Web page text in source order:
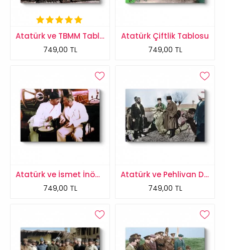
Atatürk ve TBMM Tablosu
749,00 TL
Atatürk Çiftlik Tablosu
749,00 TL
Atatürk ve İsmet İnönü Tablosu
749,00 TL
Atatürk ve Pehlivan Deve Tablosu
749,00 TL